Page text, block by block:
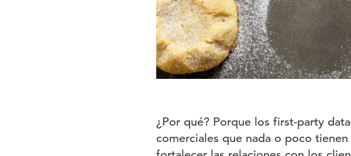
¿Por qué? Porque los first-party
comerciales que nada o poco